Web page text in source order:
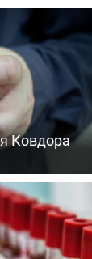
Ковдора